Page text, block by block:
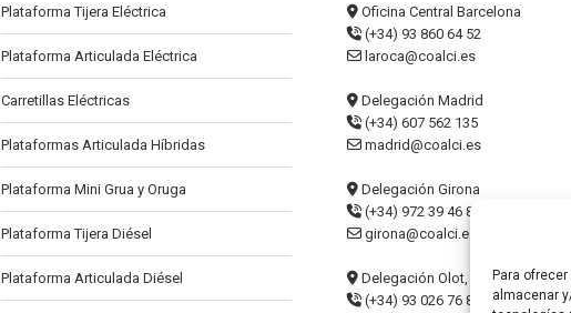
Para
almacenar
Plataforma Tijera Eléctrica
Plataforma Articulada Eléctrica
Carretillas Eléctricas
Plataformas Articulada Híbridas
Plataforma Mini Grua y Oruga
Plataforma Tijera Diésel
Plataforma Articulada Diésel
Oficina Central Barcelona
(+34) 93 860 64 52
laroca@coalci.es
Delegación Madrid
(+34) 607 562 135
madrid@coalci.es
Delegación Girona
(+34) 972 39 46 84
girona@coalci.es
Delegación Olot, La Garrotxa
(+34) 93 026 76 86